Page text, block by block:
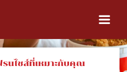
นไชส์ที่เหมาะกับคุณ